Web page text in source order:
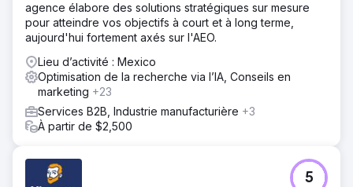
agence élabore des solutions stratégiques sur mesure
pour atteindre vos objectifs à court et à long terme,
aujourd'hui fortement axés sur l'AEO.
Lieu d’activité : Mexico
Optimisation de la recherche via l’IA, Conseils en
marketing +23
Services B2B, Industrie manufacturière +3
À partir de $2,500
5